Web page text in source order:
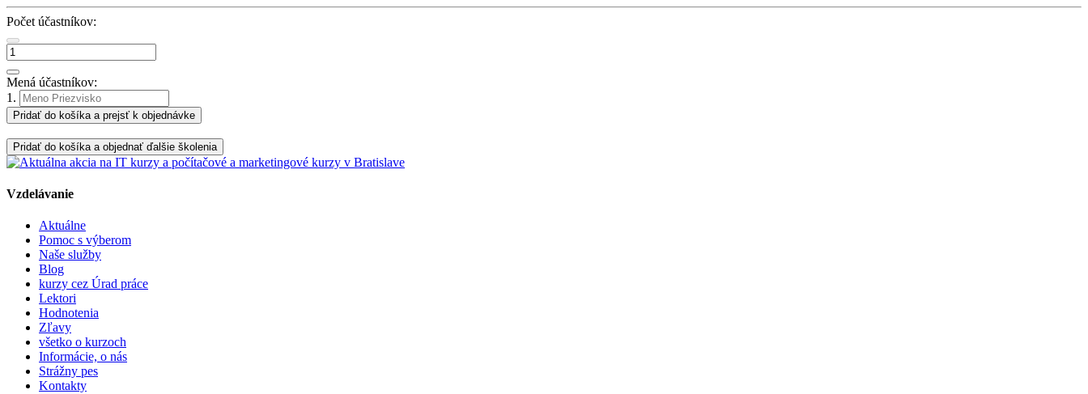
Počet účastníkov:
Mená účastníkov:
1.
Pridať do košíka a prejsť k objednávke
Pridať do košíka a objednať ďalšie školenia
Vzdelávanie
Aktuálne
Pomoc s výberom
Naše služby
Blog
kurzy cez Úrad práce
Lektori
Hodnotenia
Zľavy
všetko o kurzoch
Informácie, o nás
Strážny pes
Kontakty